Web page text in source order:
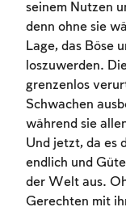
seinem Nutzen
denn ohne sie
Lage, das Böse
loszuwerden.
grenzenlos
Schwachen
während sie
Und jetzt, da es
endlich und
der Welt aus.
Gerechten mit